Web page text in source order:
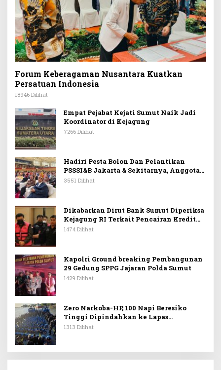
Forum Keberagaman Nusantara Kuatkan
Persatuan Indonesia
18946 Dilihat
Empat Pejabat Kejati Sumut Naik Jadi
Koordinator di Kejagung
7266 Dilihat
Hadiri Pesta Bolon Dan Pelantikan
PSSSI&B Jakarta & Sekitarnya, Anggota
DPR RI Kombes. Pol. (Purn). Dr. Maruli
Membangun Bangsa
3551 Dilihat
Dikabarkan Dirut Bank Sumut Diperiksa
Kejagung RI Terkait Pencairan Kredit
PT Sritex
1474 Dilihat
Kapolri Ground breaking Pembangunan
29 Gedung SPPG Jajaran Polda Sumut
1429 Dilihat
Zero Narkoba-HP, 100 Napi Beresiko
Tinggi Dipindahkan ke Lapas
Nusakambangan
1313 Dilihat